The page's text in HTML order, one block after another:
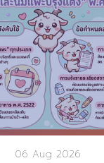
06 Aug 2026